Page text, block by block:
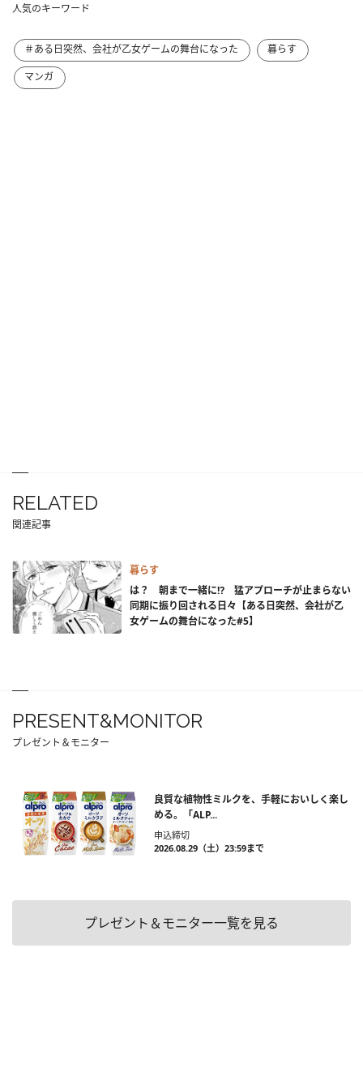
人気のキーワード
＃ある日突然、会社が乙女ゲームの舞台になった
暮らす
マンガ
RELATED
関連記事
暮らす
は？ 朝まで一緒に⁉ 猛アプローチが止まらない
同期に振り回される日々【ある日突然、会社が乙
女ゲームの舞台になった#5】
PRESENT&MONITOR
プレゼント＆モニター
良質な植物性ミルクを、手軽においしく楽し
める。「ALP...
申込締切
2026.08.29（土）23:59まで
プレゼント＆モニター一覧を見る